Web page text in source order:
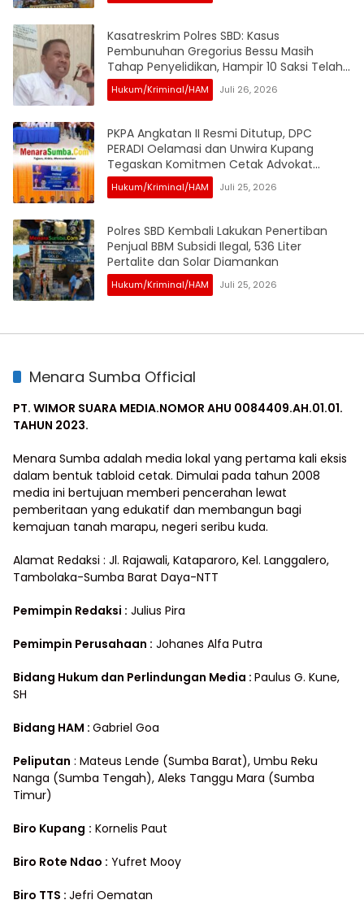
Kasatreskrim Polres SBD: Kasus
Pembunuhan Gregorius Bessu Masih
Tahap Penyelidikan, Hampir 10 Saksi Telah
Diperiksa
Hukum/Kriminal/HAM Juli 26, 2026
PKPA Angkatan II Resmi Ditutup, DPC
PERADI Oelamasi dan Unwira Kupang
Tegaskan Komitmen Cetak Advokat
Berintegritas
Hukum/Kriminal/HAM Juli 25, 2026
Polres SBD Kembali Lakukan Penertiban
Penjual BBM Subsidi Ilegal, 536 Liter
Pertalite dan Solar Diamankan
Hukum/Kriminal/HAM Juli 25, 2026
Menara Sumba Official
PT. WIMOR SUARA MEDIA.NOMOR AHU 0084409.AH.01.01.
TAHUN 2023.
Menara Sumba adalah media lokal yang pertama kali eksis
dalam bentuk tabloid cetak. Dimulai pada tahun 2008
media ini bertujuan memberi pencerahan lewat
pemberitaan yang edukatif dan membangun bagi
kemajuan tanah marapu, negeri seribu kuda.
Alamat Redaksi : Jl. Rajawali, Kataparoro, Kel. Langgalero,
Tambolaka-Sumba Barat Daya-NTT
Pemimpin Redaksi : Julius Pira
Pemimpin Perusahaan : Johanes Alfa Putra
Bidang Hukum dan Perlindungan Media : Paulus G. Kune,
SH
Bidang HAM : Gabriel Goa
Peliputan : Mateus Lende (Sumba Barat), Umbu Reku
Nanga (Sumba Tengah), Aleks Tanggu Mara (Sumba
Timur)
Biro Kupang : Kornelis Paut
Biro Rote Ndao : Yufret Mooy
Biro TTS : Jefri Oematan